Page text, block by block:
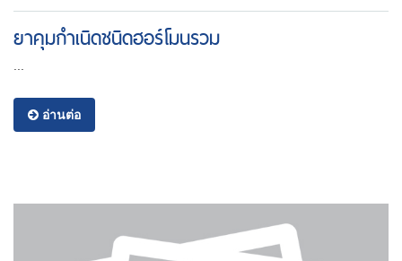
ยาคุมกำเนิดชนิดฮอร์โมนรวม
อ่านต่อ